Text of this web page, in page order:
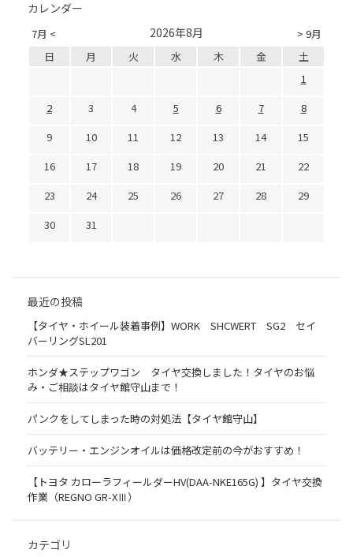
カレンダー
7月 < > 9月
2026年8月
日 月 火 水 木 金
土
1
2
3 4 5 6 7
8
9
10 11 12 13 14
15
16
17 18 19 20 21
22
23
24 25 26 27 28
29
30
31
最近の投稿
【タイヤ・ホイール装着事例】WORK SHCWERT SG2 セイ
バーリングSL201
ホンダ★ステップワゴン タイヤ交換しました！タイヤのお悩
み・ご相談はタイヤ館守山まで！
パンクをしてしまった時の対処法【タイヤ館守山】
バッテリー・エンジンオイルは価格改定前の今がおすすめ！
【トヨタ カローラフィールダーHV(DAA-NKE165G) 】タイヤ交換
作業（REGNO GR-XⅢ）
カテゴリ